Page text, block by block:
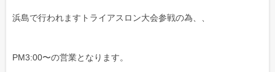
浜島で行われますトライアスロン大会参戦の為、、
PM3:00〜の営業となります。